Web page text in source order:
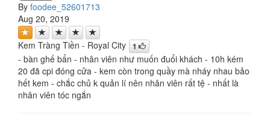
By foodee_52601713
Aug 20, 2019
Kem Tràng Tiền - Royal City 1
- bàn ghế bẩn - nhân viên như muốn đuổi khách - 10h kém
20 đã cpi đóng cửa - kem còn trong quầy mà nháy nhau bảo
hết kem - chắc chủ k quản lí nên nhân viên rất tệ - nhất là
nhân viên tóc ngắn